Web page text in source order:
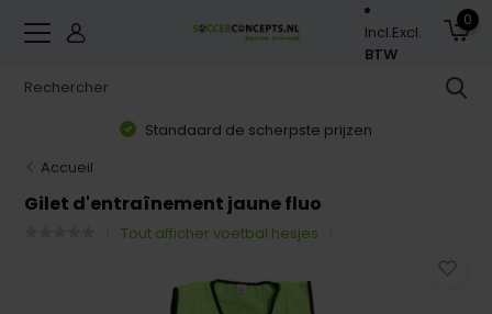
Incl.Excl.
BTW
0
Standaard de scherpste prijzen
Accueil
Gilet d'entraînement jaune fluo
Tout afficher voetbal hesjes